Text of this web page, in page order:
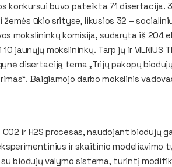
buvo pateikta 71 disertacija.
ūkio srityse, likusios 32 –
mokslininkų komisija, sudaryta iš 204
mokslininkų. Tarp jų ir VILNIUS
disertaciją tema „Trijų pakopų biodujų
Baigiamojo darbo mokslinis
ir H2S procesas, naudojant biodujų
ir skaitinio modeliavimo
biodujų valymo sistema, turintį